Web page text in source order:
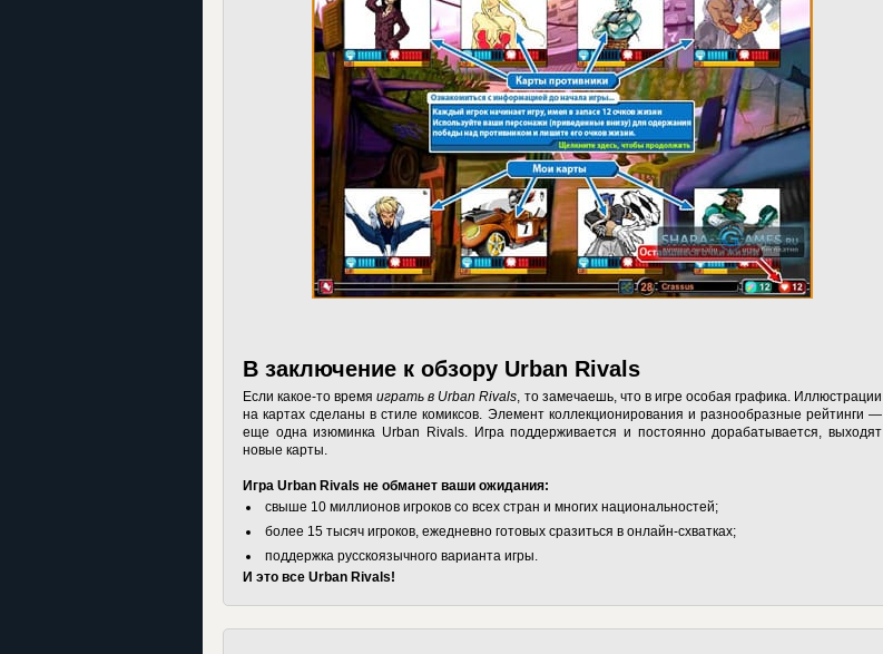
В заключение к обзору Urban Rivals
Если какое-то времяиграть в Urban Rivals, то замечаешь, что в игре особая графика. Иллюстрации
на картах сделаны в стиле комиксов. Элемент коллекционирования и разнообразные рейтинги —
еще одна изюминка Urban Rivals. Игра поддерживается и постоянно дорабатывается, выходят
новые карты.
Игра Urban Rivals не обманет ваши ожидания:
свыше 10 миллионов игроков со всех стран и многих национальностей;
более 15 тысяч игроков, ежедневно готовых сразиться в онлайн-схватках;
поддержка русскоязычного варианта игры.
И это все Urban Rivals!